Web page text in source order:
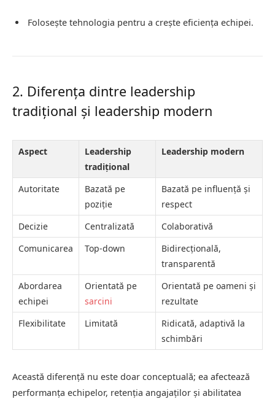
Folosește tehnologia pentru a crește eficiența echipei.
2. Diferența dintre leadership
tradițional și leadership modern
Aspect
Leadership
tradițional
Leadership modern
Autoritate
Bazată pe
poziție
Bazată pe influență și
respect
Decizie
Centralizată
Colaborativă
Comunicarea
Top-down
Bidirecțională,
transparentă
Abordarea
echipei
Orientată pe
sarcini
Orientată pe oameni și
rezultate
Flexibilitate
Limitată
Ridicată, adaptivă la
schimbări
Această diferență nu este doar conceptuală; ea afectează
performanța echipelor, retenția angajaților și abilitatea